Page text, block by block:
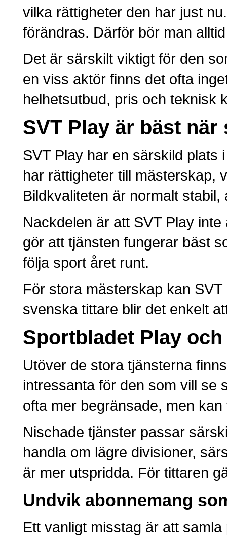
vilka rättigheter den har just
förändras. Därför bör man
Det är särskilt viktigt för den
en viss aktör finns det ofta
helhetsutbud, pris och teknisk
SVT Play är bäst
SVT Play har en särskild plats
har rättigheter till mästerskap,
Bildkvaliteten är normalt
Nackdelen är att SVT Play
gör att tjänsten fungerar bäst
följa sport året runt.
För stora mästerskap kan
svenska tittare blir det enkelt
Sportbladet Play
Utöver de stora tjänsterna
intressanta för den som vill se
ofta mer begränsade, men
Nischade tjänster passar
handla om lägre divisioner,
är mer utspridda. För tittaren
Undvik abonnemang
Ett vanligt misstag är att